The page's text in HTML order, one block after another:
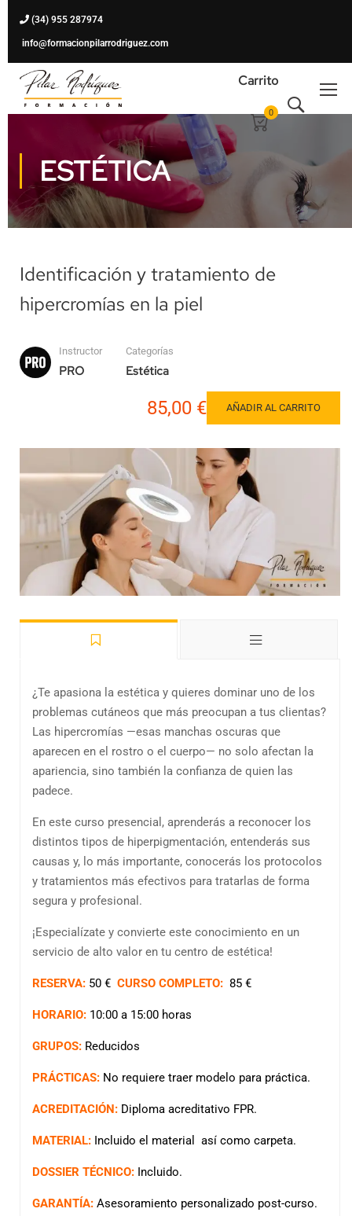
(34) 955 287974
info@formacionpilarrodriguez.com
Carrito
0
ESTÉTICA
Identificación y tratamiento de
hipercromías en la piel
Instructor
PRO
Categorías
Estética
85,00 € AÑADIR AL CARRITO
¿Te apasiona la estética y quieres dominar uno de los
problemas cutáneos que más preocupan a tus clientas?
Las hipercromías —esas manchas oscuras que
aparecen en el rostro o el cuerpo— no solo afectan la
apariencia, sino también la confianza de quien las
padece.
En este curso presencial, aprenderás a reconocer los
distintos tipos de hiperpigmentación, entenderás sus
causas y, lo más importante, conocerás los protocolos
y tratamientos más efectivos para tratarlas de forma
segura y profesional.
¡Especialízate y convierte este conocimiento en un
servicio de alto valor en tu centro de estética!
RESERVA: 50 € CURSO COMPLETO: 85 €
HORARIO: 10:00 a 15:00 horas
GRUPOS: Reducidos
PRÁCTICAS: No requiere traer modelo para práctica.
ACREDITACIÓN: Diploma acreditativo FPR.
MATERIAL: Incluido el material así como carpeta.
DOSSIER TÉCNICO: Incluido.
GARANTÍA: Asesoramiento personalizado post-curso.